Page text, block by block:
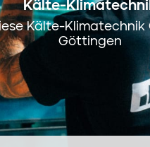
Kälte-
Kälte-Klimatechnik
Göttingen